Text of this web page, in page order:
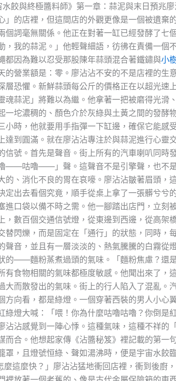
餃與終極醬料師》第一章：蒜泥與末日預兆
」的店裡，但這間店的外觀更像是一個被遺棄
個詞毫無關係。他正在對著一缸已經發酵了七
，我的蒜泥。」他輕聲細語，彷彿在責備一個
都因為難以忍受那股陳年蒜頭混合著鐵鏽與小
的營業額是：零。廖沾沾不安的不是店裡的生
層恐懼。新鮮蒜頭每公斤的價格正在以超光速
魂蒜泥」將難以為繼。他拿著一把被磨得光滑
一坨濃稠的、顏色介於灰綠與土黃之間的發酵
小時，他就要用手指彈一下缸邊，確保它能感
達到圓滿。就在廖沾沾專注於與蒜泥進行心靈
信號。首先是聲音。街上所有的汽車喇叭同時
——咕嚕——」聲。這聲音不是引擎聲，也不
的、消化不良的胃在哀嚎。廖沾沾皺著眉頭，
定出去看個究竟，順手從桌上拿了一張髒兮兮
進口袋以備不時之需。他一腳踏出店門，立刻
，數百個交通信號燈，從東邊到西邊，從高架
替閃爍，而是固定在「通行」的狀態，同時，
聲音，並且有一層淡淡的、熱氣騰騰的白霧從
的——麵粉蒸煮過頭的氣味。「麵粉焦慮？還
有食物相關的氣味都極度敏感。他聞出來了，
大而散發出的氣味。街上的行人陷入了混亂。
方向看，都是綠燈。一個穿著西裝的男人小心
綠燈大喊：「喂！你為什麼咕嚕咕嚕？你倒是
沾沾感覺到一陣心悸。這種氣味，這種不祥的
而合。他想起家傳《沾醬秘笈》裡記載的第一
罩，且燈號恒綠、聲如湯沸時，便是宇宙水餃
麼這麼快？」廖沾沾猛地衝回店裡，衝到後廚